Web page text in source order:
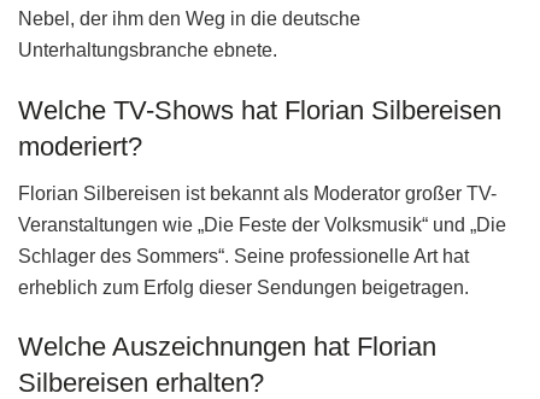
Nebel, der ihm den Weg in die deutsche
Unterhaltungsbranche ebnete.
Welche TV-Shows hat Florian Silbereisen
moderiert?
Florian Silbereisen ist bekannt als Moderator großer TV-
Veranstaltungen wie „Die Feste der Volksmusik“ und „Die
Schlager des Sommers“. Seine professionelle Art hat
erheblich zum Erfolg dieser Sendungen beigetragen.
Welche Auszeichnungen hat Florian
Silbereisen erhalten?